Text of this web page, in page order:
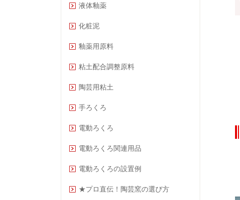
液体釉薬
化粧泥
釉薬用原料
粘土配合調整原料
陶芸用粘土
手ろくろ
電動ろくろ
電動ろくろ関連用品
電動ろくろの設置例
★プロ直伝！陶芸窯の選び方